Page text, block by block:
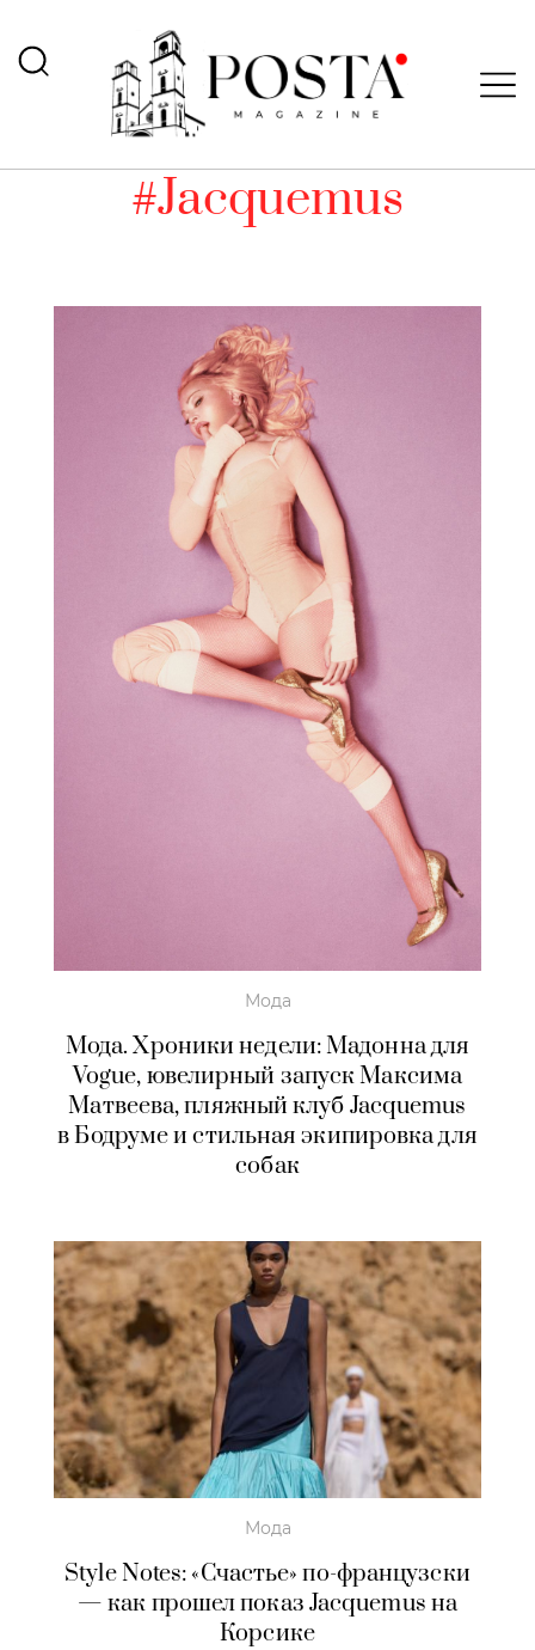
#Jacquemus
Мода
Мода. Хроники недели: Мадонна для
Vogue, ювелирный запуск Максима
Матвеева, пляжный клуб Jacquemus
в Бодруме и стильная экипировка для
собак
Мода
Style Notes: «Счастье» по-французски
— как прошел показ Jacquemus на
Корсике